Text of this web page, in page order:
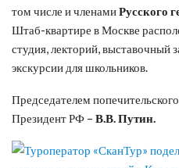
том числе и членамиРусского
Штаб-квартире в Москве
студия, лекторий, выставочный
экскурсии для школьников.
Председателем
Президент РФ – В.В. Путин.